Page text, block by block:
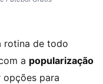
rotina de todo
a popularização
opções para